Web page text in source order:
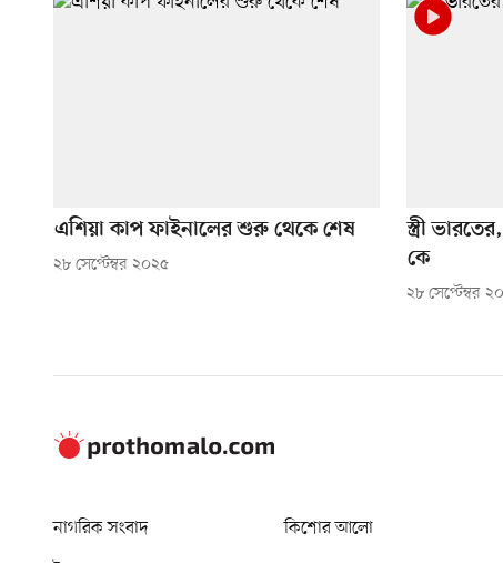
এশিয়া কাপ ফাইনালের শুরু থেকে শেষ
২৮ সেপ্টেম্বর ২০২৫
স্ত্রী
কে
২৮ সেপ্টেম্বর
নাগরিক সংবাদ কিশোর আলো